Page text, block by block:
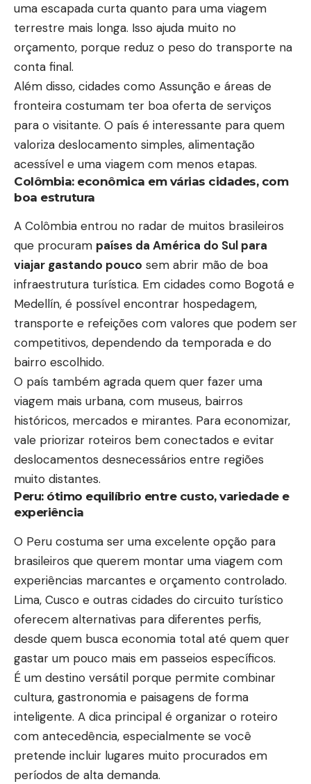
uma escapada curta quanto para uma viagem
terrestre mais longa. Isso ajuda muito no
orçamento, porque reduz o peso do transporte na
conta final.
Além disso, cidades como Assunção e áreas de
fronteira costumam ter boa oferta de serviços
para o visitante. O país é interessante para quem
valoriza deslocamento simples, alimentação
acessível e uma viagem com menos etapas.
Colômbia: econômica em várias cidades, com
boa estrutura
A Colômbia entrou no radar de muitos brasileiros
que procuram países da América do Sul para
viajar gastando pouco sem abrir mão de boa
infraestrutura turística. Em cidades como Bogotá e
Medellín, é possível encontrar hospedagem,
transporte e refeições com valores que podem ser
competitivos, dependendo da temporada e do
bairro escolhido.
O país também agrada quem quer fazer uma
viagem mais urbana, com museus, bairros
históricos, mercados e mirantes. Para economizar,
vale priorizar roteiros bem conectados e evitar
deslocamentos desnecessários entre regiões
muito distantes.
Peru: ótimo equilíbrio entre custo, variedade e
experiência
O Peru costuma ser uma excelente opção para
brasileiros que querem montar uma viagem com
experiências marcantes e orçamento controlado.
Lima, Cusco e outras cidades do circuito turístico
oferecem alternativas para diferentes perfis,
desde quem busca economia total até quem quer
gastar um pouco mais em passeios específicos.
É um destino versátil porque permite combinar
cultura, gastronomia e paisagens de forma
inteligente. A dica principal é organizar o roteiro
com antecedência, especialmente se você
pretende incluir lugares muito procurados em
períodos de alta demanda.